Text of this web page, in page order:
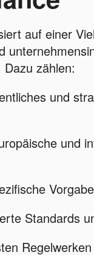
auf einer
zählen:
und
und
Standards